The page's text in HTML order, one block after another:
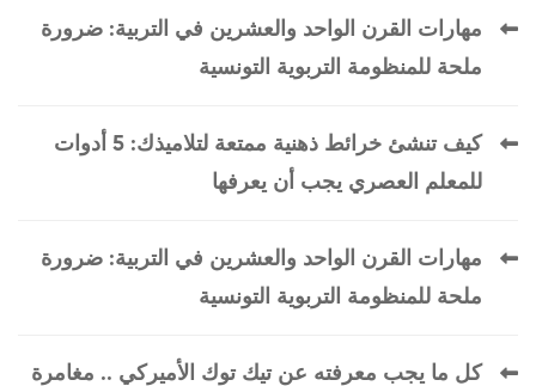
مهارات القرن الواحد والعشرين في التربية: ضرورة
ملحة للمنظومة التربوية التونسية
كيف تنشئ خرائط ذهنية ممتعة لتلاميذك: 5 أدوات
للمعلم العصري يجب أن يعرفها
مهارات القرن الواحد والعشرين في التربية: ضرورة
ملحة للمنظومة التربوية التونسية
كل ما يجب معرفته عن تيك توك الأميركي .. مغامرة